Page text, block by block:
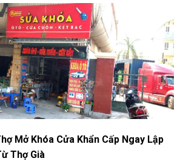
Mở Khóa Cửa Khẩn Cấp Ngay Lập
Thợ Già